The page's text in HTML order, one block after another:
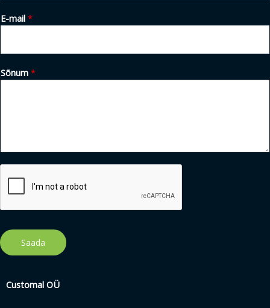
E-mail *
Sõnum *
Saada
Customal OÜ